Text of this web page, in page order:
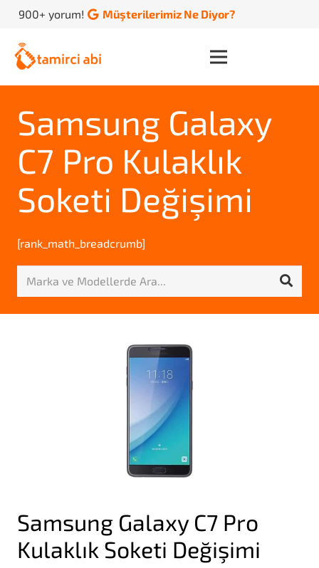
900+ yorum! Müşterilerimiz Ne Diyor?
Samsung Galaxy
C7 Pro Kulaklık
Soketi Değişimi
[rank_math_breadcrumb]
Samsung Galaxy C7 Pro
Kulaklık Soketi Değişimi